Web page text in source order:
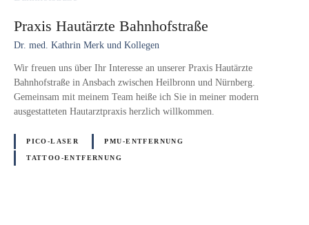
Praxis Hautärzte Bahnhofstraße
Dr. med. Kathrin Merk und Kollegen
Wir freuen uns über Ihr Interesse an unserer Praxis Hautärzte
Bahnhofstraße in Ansbach zwischen Heilbronn und Nürnberg.
Gemeinsam mit meinem Team heiße ich Sie in meiner modern
ausgestatteten Hautarztpraxis herzlich willkommen.
PICO-LASER PMU-ENTFERNUNG
TATTOO-ENTFERNUNG